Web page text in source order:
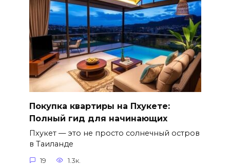
Покупка квартиры на Пхукете:
Полный гид для начинающих
Пхукет — это не просто солнечный остров
в Таиланде
19 1.3к.